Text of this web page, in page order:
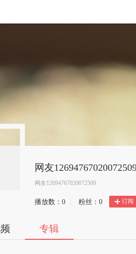
网友
网友12694767020072509
播放数： 0 粉丝： 0 订阅
专辑